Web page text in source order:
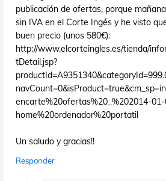
publicación de ofertas, porque
sin IVA en el Corte Ingés y he visto
buen precio (unos 580€):
http://www.elcorteingles.es/tienda/
tDetail.jsp?
encarte%20ofertas%20_%202014-01-
home%20ordenador%20portatil
Un saludo y gracias!!
Responder